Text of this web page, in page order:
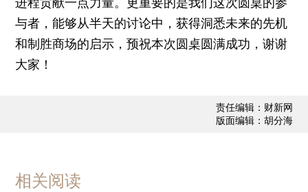
与者，能够从半天的讨论中，获得洞悉未来的先机
和制胜商场的启示，预祝本次圆桌圆满成功，谢谢
大家！
责任编辑：财新网
版面编辑：胡分海
相关阅读